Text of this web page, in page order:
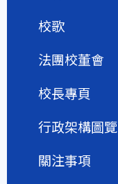
校歌
法團校董會
校長專頁
行政架構圖覽
關注事項